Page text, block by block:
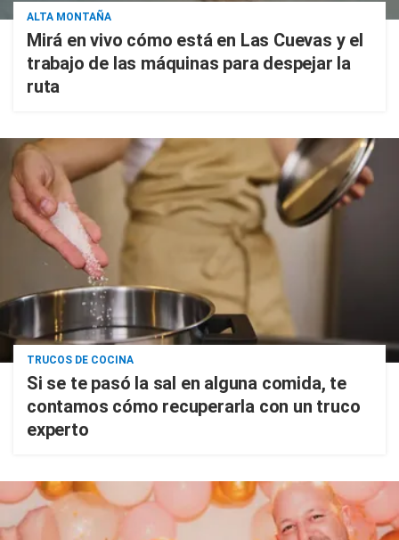
ALTA MONTAÑA
Mirá en vivo cómo está en Las Cuevas y el
trabajo de las máquinas para despejar la
ruta
TRUCOS DE COCINA
Si se te pasó la sal en alguna comida, te
contamos cómo recuperarla con un truco
experto